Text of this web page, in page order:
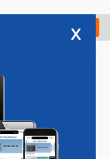
Check in
x